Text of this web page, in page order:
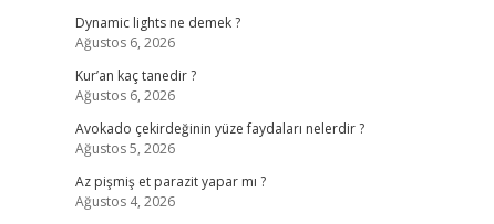
Dynamic lights ne demek ?
Ağustos 6, 2026
Kur’an kaç tanedir ?
Ağustos 6, 2026
Avokado çekirdeğinin yüze faydaları nelerdir ?
Ağustos 5, 2026
Az pişmiş et parazit yapar mı ?
Ağustos 4, 2026